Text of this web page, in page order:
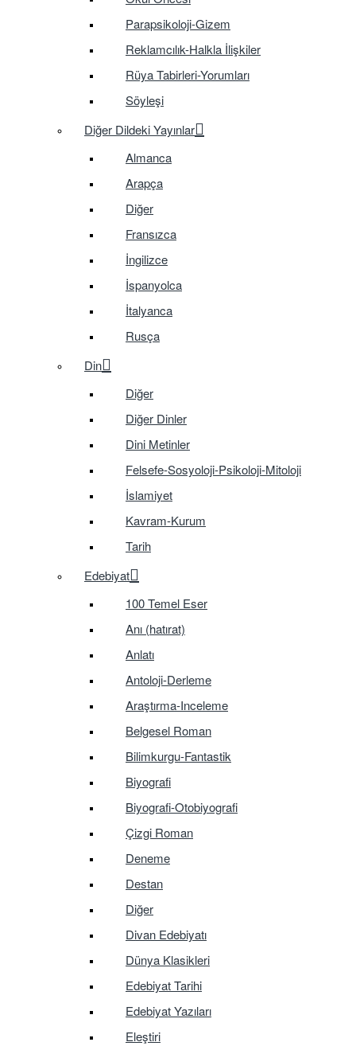
Parapsikoloji-Gizem
Reklamcılık-Halkla İlişkiler
Rüya Tabirleri-Yorumları
Söyleşi
Diğer Dildeki Yayınlar
Almanca
Arapça
Diğer
Fransızca
İngilizce
İspanyolca
İtalyanca
Rusça
Din
Diğer
Diğer Dinler
Dini Metinler
Felsefe-Sosyoloji-Psikoloji-Mitoloji
İslamiyet
Kavram-Kurum
Tarih
Edebiyat
100 Temel Eser
Anı (hatırat)
Anlatı
Antoloji-Derleme
Araştırma-Inceleme
Belgesel Roman
Bilimkurgu-Fantastik
Biyografi
Biyografi-Otobiyografi
Çizgi Roman
Deneme
Destan
Diğer
Divan Edebiyatı
Dünya Klasikleri
Edebiyat Tarihi
Edebiyat Yazıları
Eleştiri